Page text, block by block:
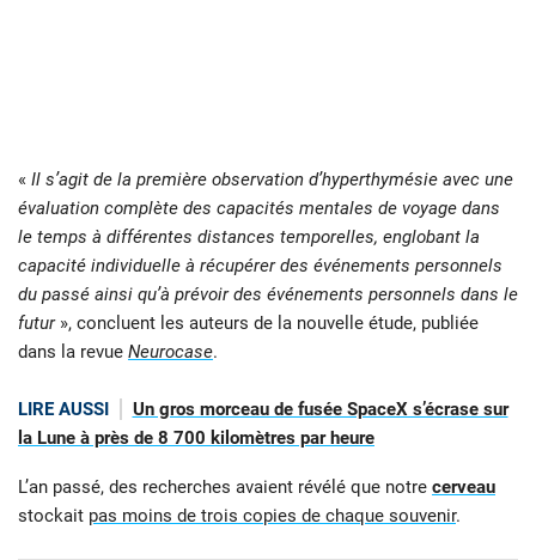
« Il s’agit de la première observation d’hyperthymésie avec une
évaluation complète des capacités mentales de voyage dans
le temps à différentes distances temporelles, englobant la
capacité individuelle à récupérer des événements personnels
du passé ainsi qu’à prévoir des événements personnels dans le
futur», concluent les auteurs de la nouvelle étude, publiée
dans la revue Neurocase.
LIRE AUSSI
Un gros morceau de fusée SpaceX s’écrase sur
la Lune à près de 8 700 kilomètres par heure
L’an passé, des recherches avaient révélé que notre cerveau
stockait pas moins de trois copies de chaque souvenir.